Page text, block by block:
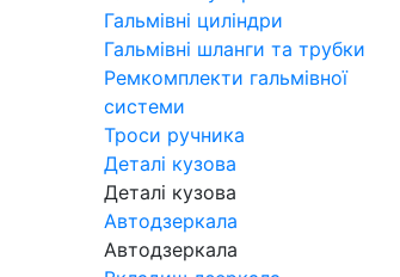
Гальмівні циліндри
Гальмівні шланги та трубки
Ремкомплекти гальмівної
системи
Троси ручника
Деталі кузова
Деталі кузова
Автодзеркала
Автодзеркала